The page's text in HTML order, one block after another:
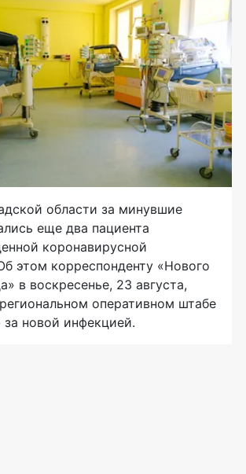
области за минувшие
еще два пациента
коронавирусной
этом корреспонденту «Нового
в воскресенье, 23 августа,
оперативном штабе
новой инфекцией.